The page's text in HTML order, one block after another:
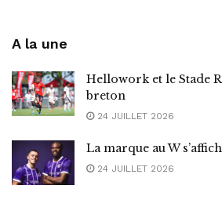
A la une
Hellowork et le Stade
breton
24 JUILLET 2026
La marque au W
24 JUILLET 2026